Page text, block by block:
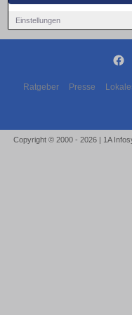
Einstellungen
Ratgeber Presse
Copyright © 2000 - 2026 | 1A